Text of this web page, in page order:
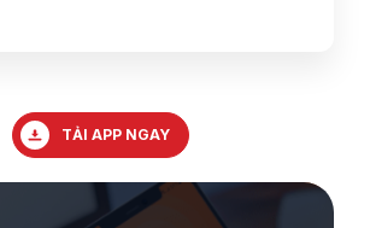
TẢI APP NGAY